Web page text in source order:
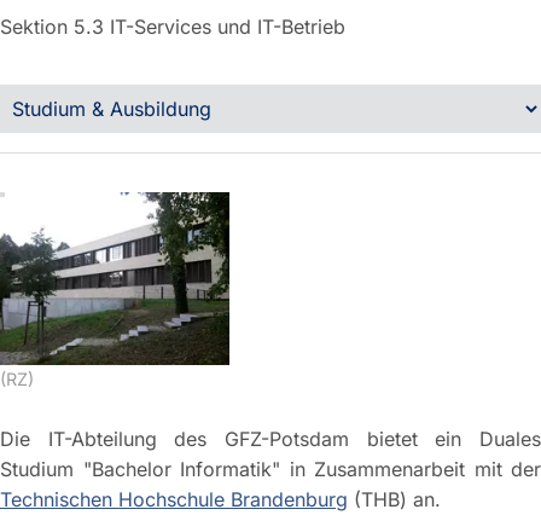
Sektion 5.3 IT-Services und IT-Betrieb
(RZ)
Die IT-Abteilung des GFZ-Potsdam bietet ein Duales
Studium "Bachelor Informatik" in Zusammenarbeit mit der
Technischen Hochschule Brandenburg (THB) an.